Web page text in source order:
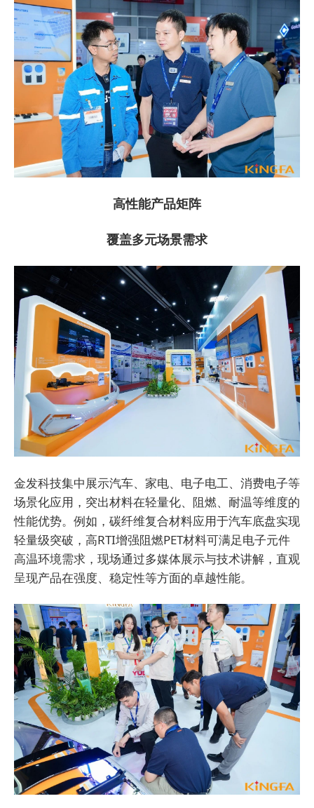
高性能产品矩阵
覆盖多元场景需求
金发科技集中展示汽车、家电、电子电工、消费电子等
场景化应用，突出材料在轻量化、阻燃、耐温等维度的
性能优势。例如，碳纤维复合材料应用于汽车底盘实现
轻量级突破，高RTI增强阻燃PET材料可满足电子元件
高温环境需求，现场通过多媒体展示与技术讲解，直观
呈现产品在强度、稳定性等方面的卓越性能。